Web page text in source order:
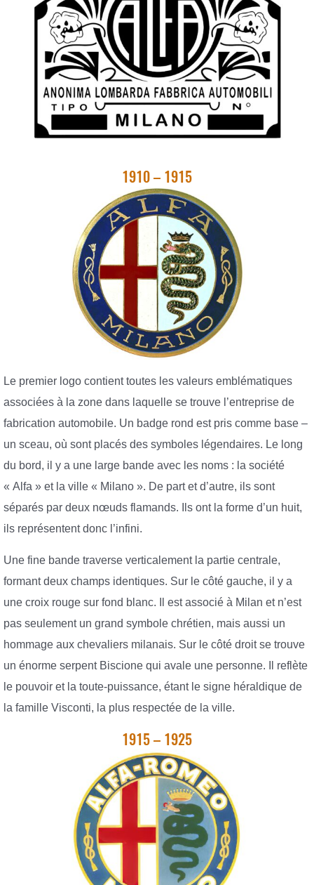
1910 – 1915
Le premier logo contient toutes les valeurs emblématiques
associées à la zone dans laquelle se trouve l’entreprise de
fabrication automobile. Un badge rond est pris comme base –
un sceau, où sont placés des symboles légendaires. Le long
du bord, il y a une large bande avec les noms : la société
« Alfa » et la ville « Milano ». De part et d’autre, ils sont
séparés par deux nœuds flamands. Ils ont la forme d’un huit,
ils représentent donc l’infini.
Une fine bande traverse verticalement la partie centrale,
formant deux champs identiques. Sur le côté gauche, il y a
une croix rouge sur fond blanc. Il est associé à Milan et n’est
pas seulement un grand symbole chrétien, mais aussi un
hommage aux chevaliers milanais. Sur le côté droit se trouve
un énorme serpent Biscione qui avale une personne. Il reflète
le pouvoir et la toute-puissance, étant le signe héraldique de
la famille Visconti, la plus respectée de la ville.
1915 – 1925